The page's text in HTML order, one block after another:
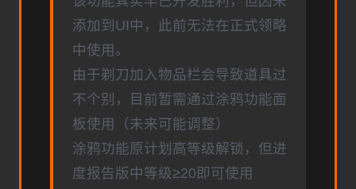
添加到UI中，此前无法在正式领略
中使用。
由于剃刀加入物品栏会导致道具过
不个别，目前暂需通过涂鸦功能面
板使用（未来可能调整）
涂鸦功能原计划高等级解锁，但进
度报告版中等级≥20即可使用